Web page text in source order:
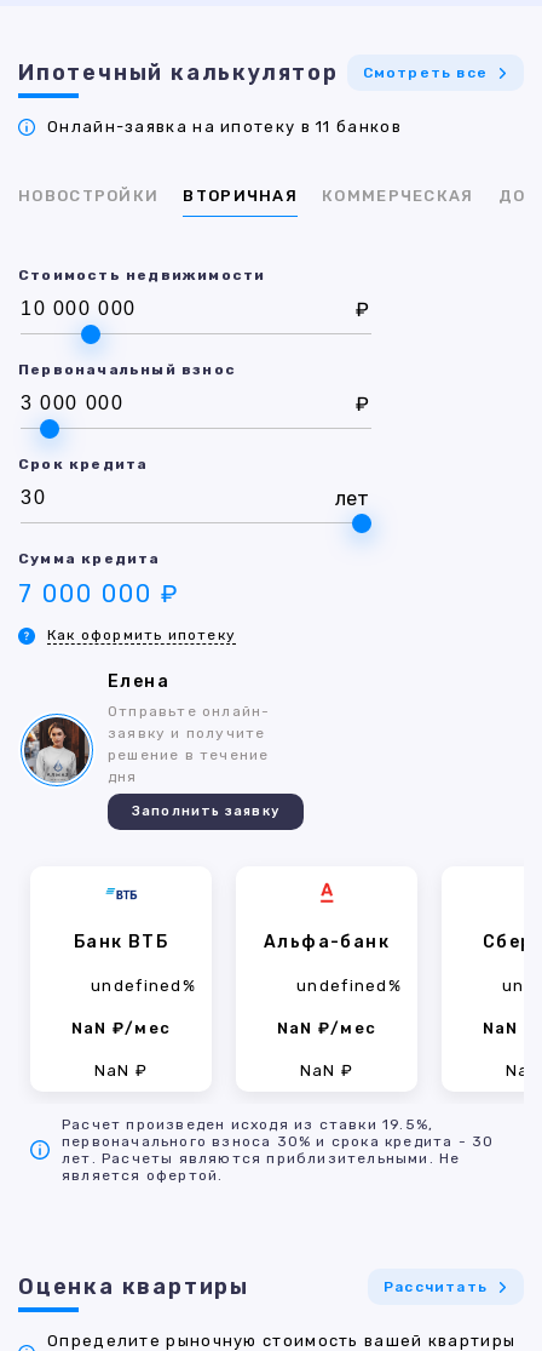
Ипотечный калькулятор Смотреть все
Онлайн-заявка на ипотеку в 11 банков
НОВОСТРОЙКИ ВТОРИЧНАЯ КОММЕРЧЕСКАЯ ДОМ
Стоимость недвижимости
₽
Первоначальный взнос
₽
Срок кредита
лет
Сумма кредита
7 000 000 ₽
Как оформить ипотеку
Елена
Отправьте онлайн-
заявку и получите
решение в течение
дня
Заполнить заявку
Банк ВТБ
undefined%
NaN ₽/мес
NaN ₽
Альфа-банк
undefined%
NaN ₽/мес
NaN ₽
NaN
Расчет произведен исходя из ставки 19.5%,
первоначального взноса 30% и срока кредита - 30
лет. Расчеты являются приблизительными. Не
является офертой.
Оценка квартиры Рассчитать
Определите рыночную стоимость вашей квартиры